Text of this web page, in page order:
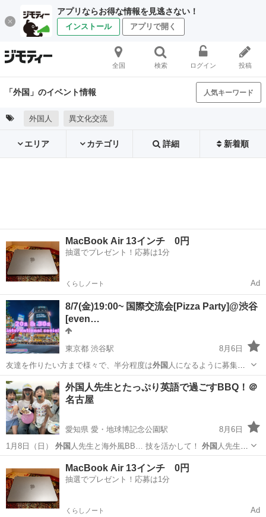
アプリならお得な情報を見逃さない！
インストール アプリで開く
全国 検索 ログイン 投稿
「外国」のイベント情報 人気キーワード
外国人 異文化交流
エリア カテゴリ 詳細 新着順
MacBook Air 13インチ 0円
抽選でプレゼント！応募は1分
くらしノート Ad
8/7(金)19:00~ 国際交流会[Pizza Party]@渋谷
[even…
東京都 渋谷駅
8月6日
友達を作りたい方まで様々で、半分程度は外国 人になるように募集し
ています。イベント…
東京 渋谷区 渋谷駅 パーティー Meetup
外国人先生とたっぷり英語で過ごすBBQ！＠
名古屋
愛知県 愛・地球博記念公園駅
8月6日
1月8日（日） 外国 人先生と海外風BB… 技を活かして！ 外国 人先生と
海外風BB… 数限定で、たっぷり外国人講師と英語にチャ…
愛・地球博記念公園駅 育児
MacBook Air 13インチ 0円
抽選でプレゼント！応募は1分
くらしノート Ad